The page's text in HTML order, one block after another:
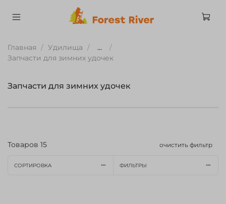
Главная Удилища
...
Запчасти для зимних удочек
Запчасти для зимних удочек
Товаров 15 очистить фильтр
СОРТИРОВКА ФИЛЬТРЫ